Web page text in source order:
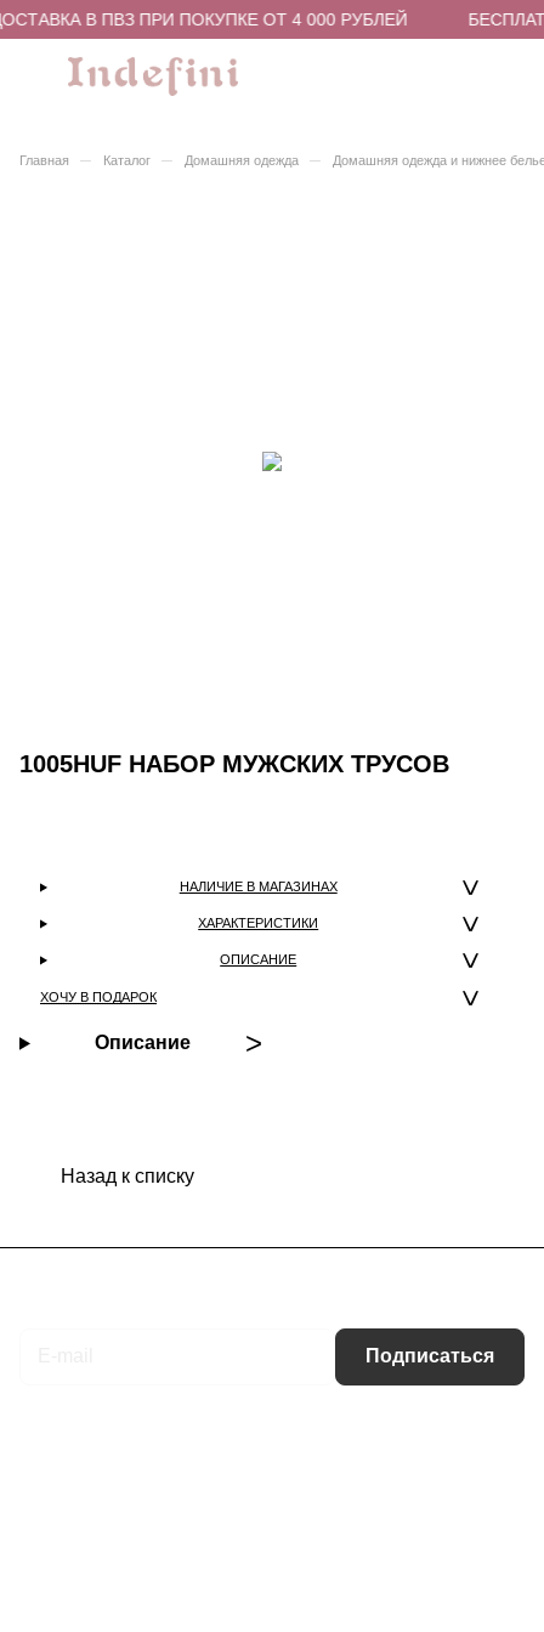
В ПВЗ ПРИ ПОКУПКЕ ОТ 4 000 РУБЛЕЙ
Главная – Каталог – Домашняя одежда – Домашняя одежда и нижнее
1005HUF НАБОР МУЖСКИХ ТРУСОВ
НАЛИЧИЕ В МАГАЗИНАХ
ХАРАКТЕРИСТИКИ
ОПИСАНИЕ
ХОЧУ В ПОДАРОК
Описание
Назад к списку
Подписаться